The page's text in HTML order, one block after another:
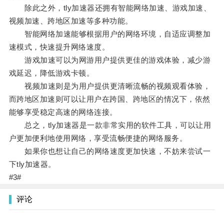
除此之外，tly加速器还拥有智能网络加速、游戏加速、
视频加速、跨地区加速等多种功能。
智能网络加速能够根据用户的网络环境，自适应调整加
速模式，快速提升网络速度。
游戏加速可以为网游用户提供更佳的游戏体验，减少游
戏延迟，降低游戏卡顿。
视频加速则是为用户提供更清晰流畅的视频观看体验，
而跨地区加速则可以让用户在跨国、跨地区的情况下，依然
能够享受稳定高速的网络连接。
总之，tly加速器是一款非常实用的软件工具，可以让用
户更加便利地使用网络，享受流畅便捷的网络服务。
如果你也想让自己的网络速度更加快速，不妨来尝试一
下tly加速器。
#3#
评论